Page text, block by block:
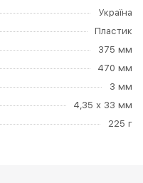
Україна
Пластик
375 мм
470 мм
3 мм
4,35 х 33 мм
225 г